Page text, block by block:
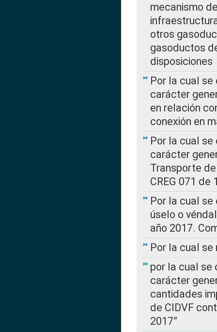
mecanismo
otros
gasoductos
disposiciones
Por la cual
carácter
en relación
conexión en
Por la cual
carácter
Transporte
CREG 071 de
Por la cual
úselo o
año 2017.
Por la cual se
por la cual se
carácter
cantidades
de CIDVF
2017”